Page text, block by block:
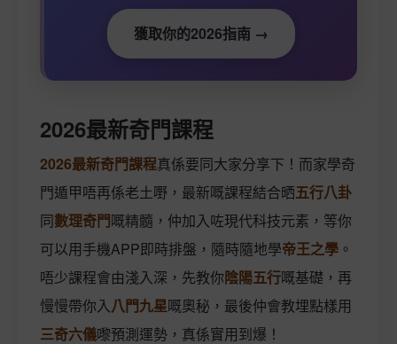
獲取你的2026指南 →
2026最新奇門課程
2026最新奇門課程真係要同大家分享下！而家學奇
門遁甲唔再係老土嘢，最新嘅課程結合晒五行八卦
同數理奇門嘅精髓，仲加入咗現代科技元素，等你
可以用手機APP即時排盤，隨時隨地學帝王之學 。
唔少課程會由淺入深，先教你陰陽五行嘅基礎，再
慢慢帶你入八門九星嘅奧秘，最後仲會教埋點樣用
三奇六儀嚟預測運勢，真係實用到爆！